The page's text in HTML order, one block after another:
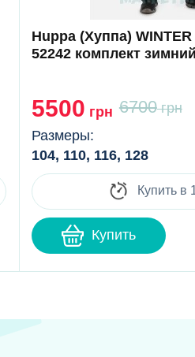
Huppa (Хуппа) WINTER
52242 комплект зимний
5500 грн 6700грн
Размеры:
104, 110, 116, 128
Купить в
Купить